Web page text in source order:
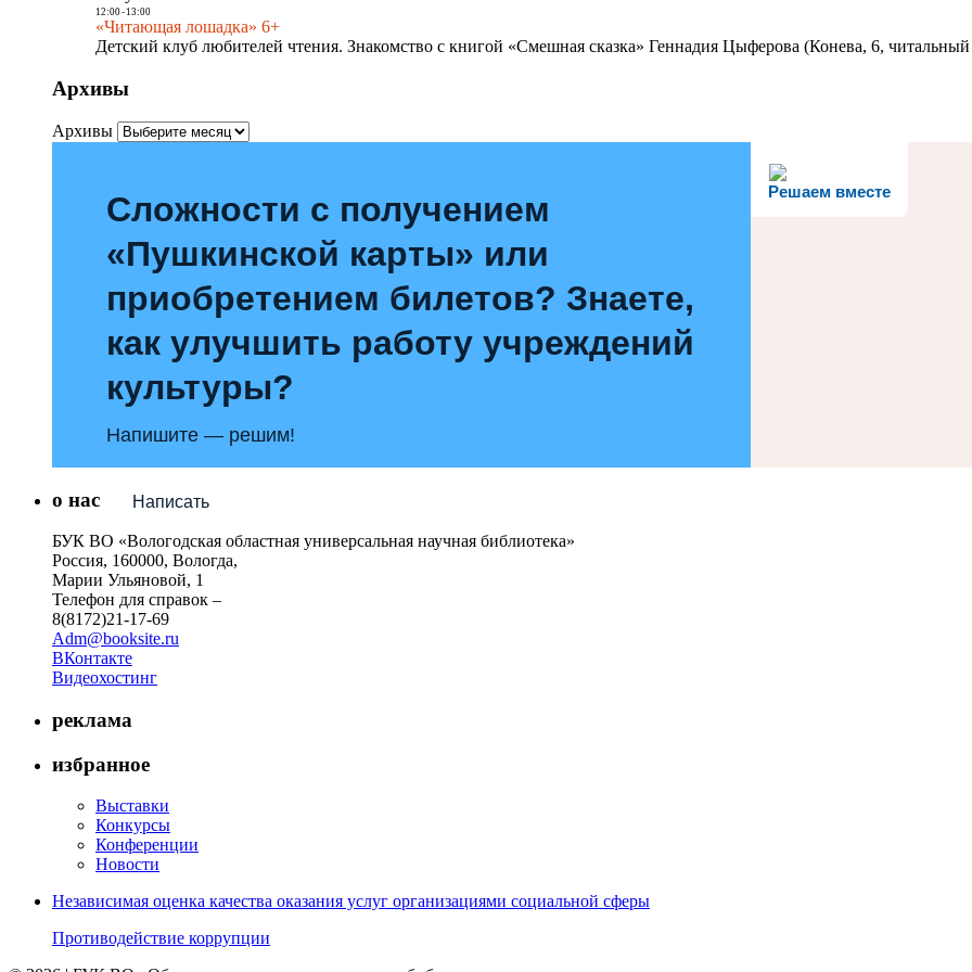
12:00- 13:00
«Читающая лошадка» 6+
Детский клуб любителей чтения. Знакомство с книгой «Смешная сказка» Геннадия Цыферова (Конева, 6, читальный
Архивы
Архивы
Решаем вместе
Сложности с получением
«Пушкинской карты» или
приобретением билетов? Знаете,
как улучшить работу учреждений
культуры?
Напишите — решим!
Написать
о нас
БУК ВО «Вологодская областная универсальная научная библиотека»
Россия, 160000, Вологда,
Марии Ульяновой, 1
Телефон для справок –
8(8172)21-17-69
Adm@booksite.ru
ВКонтакте
Видеохостинг
реклама
избранное
Выставки
Конкурсы
Конференции
Новости
Независимая оценка качества оказания услуг организациями социальной сферы
Противодействие коррупции